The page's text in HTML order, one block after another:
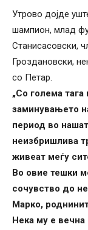
Утрово дојде
шампион, млад
Станисасовски,
Гроздановски,
со Петар.
„Со голема
заминувањето
период во
неизбришлива
живеат меѓу
Во овие тешки
сочувство до
Марко,
Нека му е